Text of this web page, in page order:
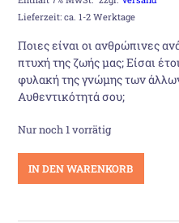
war:
18,50 €
Lieferzeit: ca. 1-2 Werktage
Ποιες είναι οι ανθρώπινες
πτυχή της ζωής μας; Είσαι
φυλακή της γνώμης των
Αυθεντικότητά σου;
Nur noch 1 vorrätig
Αλήθεια
IN DEN WARENKORB